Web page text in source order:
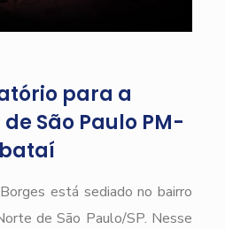
para a
São Paulo PM-
está sediado no bairro
de São Paulo/SP. Nesse